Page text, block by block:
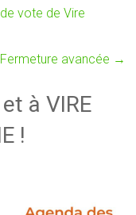
vote de Vire
avancée →
à VIRE
!